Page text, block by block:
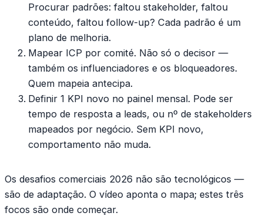
Procurar padrões: faltou stakeholder, faltou
conteúdo, faltou follow-up? Cada padrão é um
plano de melhoria.
Mapear ICP por comité. Não só o decisor —
também os influenciadores e os bloqueadores.
Quem mapeia antecipa.
Definir 1 KPI novo no painel mensal. Pode ser
tempo de resposta a leads, ou nº de stakeholders
mapeados por negócio. Sem KPI novo,
comportamento não muda.
Os desafios comerciais 2026 não são tecnológicos —
são de adaptação. O vídeo aponta o mapa; estes três
focos são onde começar.